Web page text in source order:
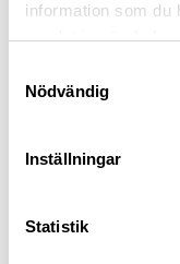
information som du
samlat in när du
Nödvändig
Inställningar
Statistik
För svarta pälsar